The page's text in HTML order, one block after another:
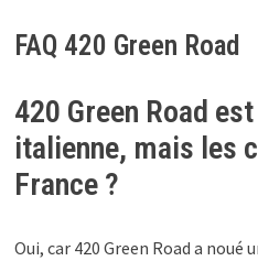
FAQ 420 Green Road
420 Green Road
italienne, mais les
France ?
Oui, car 420 Green Road a noué